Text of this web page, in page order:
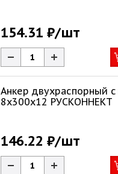
154.31 ₽/шт
Анкер двухраспорный
8х300х12 РУСКОННЕКТ
146.22 ₽/шт